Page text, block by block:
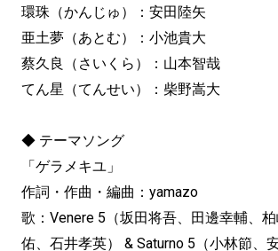
環珠（かんじゅ）：安田陸矢
亜土夢（あとむ）：小池貴大
蔡久良（さいくら）：山本智哉
てん星（てんせい）：柴野嵩大
◆ テーマソング
「ゲラメキユ」
作詞・作曲・編曲：yamazo
歌：Venere 5（坂田将吾、田邊幸輔、
佑、石井孝英） & Saturno 5（小林節、